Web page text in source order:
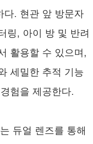
다. 현관 앞 방문자
링, 아이 방 및 반려
활용할 수 있으며,
세밀한 추적 기능
험을 제공한다.
듀얼 렌즈를 통해